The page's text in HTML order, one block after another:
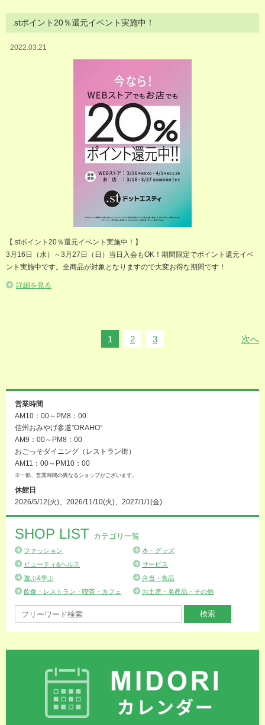
.stポイント20％還元イベント実施中！
2022.03.21
【.stポイント20％還元イベント実施中！】
3月16日（水）～3月27日（日）当日入会もOK！期間限定でポイント還元イベ
ント実施中です。全商品が対象となりますので大変お得な期間です！
詳細を見る
1 2 3 次へ
営業時間
AM10：00～PM8：00
信州おみやげ参道”ORAHO”
AM9：00～PM8：00
おごっそダイニング（レストラン街）
AM11：00～PM10：00
※一部、営業時間の異なるショップがございます。
休館日
2026/5/12(火)、2026/11/10(火)、2027/1/1(金)
SHOP LIST カテゴリ一覧
ファッション
本・グッズ
ビューティ&ヘルス
サービス
遊ぶ&学ぶ
弁当・食品
飲食・レストラン・喫茶・カフェ
お土産・名産品・その他